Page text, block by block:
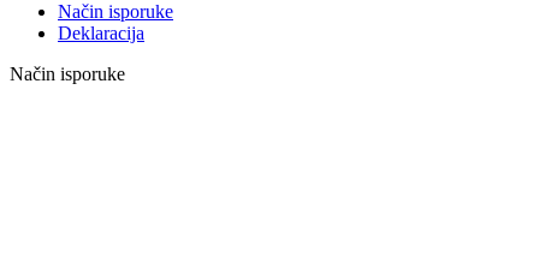
Način isporuke
Deklaracija
Način isporuke